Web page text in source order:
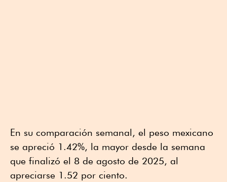
En su comparación semanal, el peso mexicano
se apreció 1.42%, la mayor desde la semana
que finalizó el 8 de agosto de 2025, al
apreciarse 1.52 por ciento.